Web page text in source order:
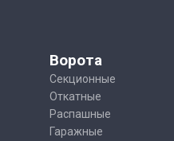
Ворота
Секционные
Откатные
Распашные
Гаражные